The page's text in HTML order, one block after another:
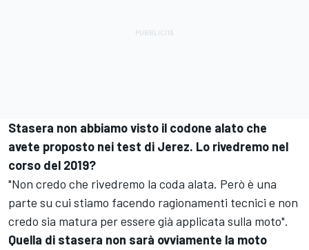
Stasera non abbiamo visto il codone alato che
avete proposto nei test di Jerez. Lo rivedremo nel
corso del 2019?
"Non credo che rivedremo la coda alata. Però è una
parte su cui stiamo facendo ragionamenti tecnici e non
credo sia matura per essere già applicata sulla moto".
Quella di stasera non sarà ovviamente la moto